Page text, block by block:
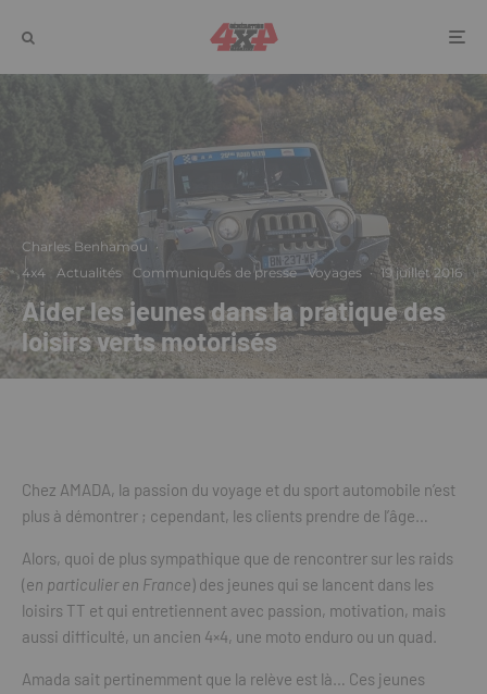
Charles Benhamou ·
4x4
Actualités Communiqués de presse Voyages · 19 juillet 2016
Aider les jeunes dans la pratique des
loisirs verts motorisés
Chez AMADA, la passion du voyage et du sport automobile n’est
plus à démontrer ; cependant, les clients prendre de l’âge…
Alors, quoi de plus sympathique que de rencontrer sur les raids
(en particulier en France) des jeunes qui se lancent dans les
loisirs TT et qui entretiennent avec passion, motivation, mais
aussi difficulté, un ancien 4×4, une moto enduro ou un quad.
Amada sait pertinemment que la relève est là… Ces jeunes